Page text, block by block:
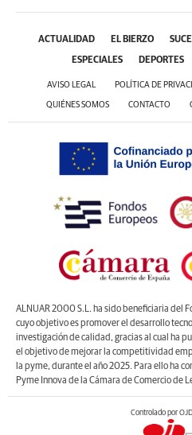
ACTUALIDAD EL BIERZO
ESPECIALES DEPORTES
AVISO LEGAL POLÍTICA DE
QUIÉNES SOMOS CONTACTO
ALNUAR 2000 S.L. ha sido beneficiaria del
cuyo objetivo es promover el desarrollo
investigación de calidad, gracias al cual ha
el objetivo de mejorar la competitividad
la pyme, durante el año 2025. Para ello ha
Pyme Innova de la Cámara de Comercio de
Controlado por